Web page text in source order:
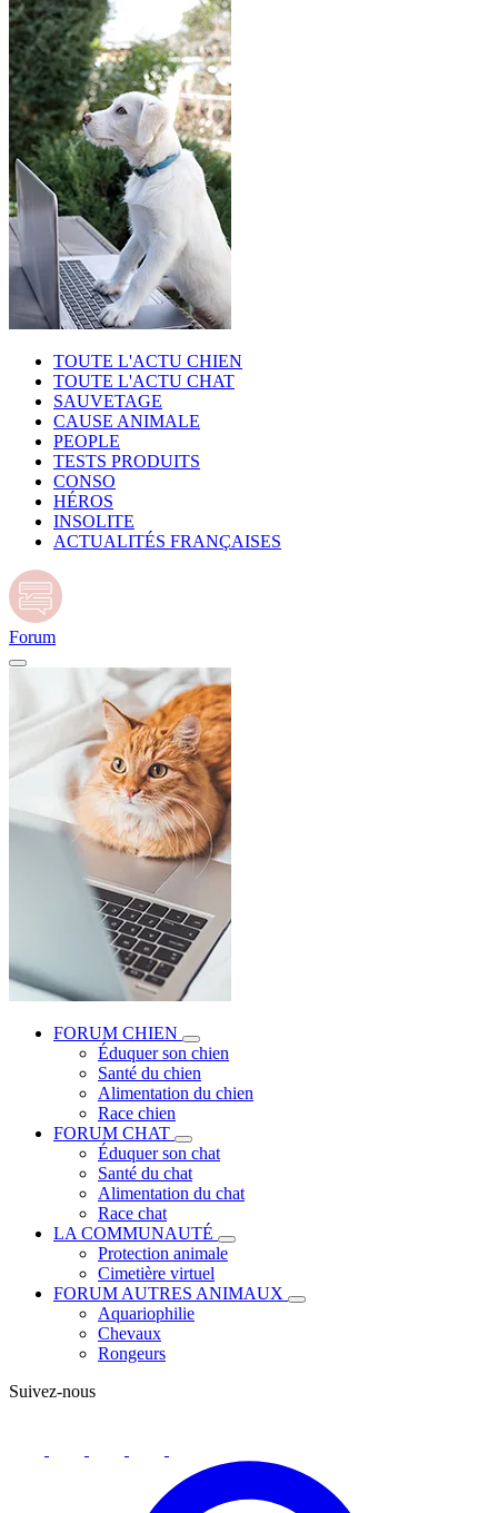
TOUTE L'ACTU CHIEN
TOUTE L'ACTU CHAT
SAUVETAGE
CAUSE ANIMALE
PEOPLE
TESTS PRODUITS
CONSO
HÉROS
INSOLITE
ACTUALITÉS FRANÇAISES
Forum
FORUM CHIEN
Éduquer son chien
Santé du chien
Alimentation du chien
Race chien
FORUM CHAT
Éduquer son chat
Santé du chat
Alimentation du chat
Race chat
LA COMMUNAUTÉ
Protection animale
Cimetière virtuel
FORUM AUTRES ANIMAUX
Aquariophilie
Chevaux
Rongeurs
Suivez-nous